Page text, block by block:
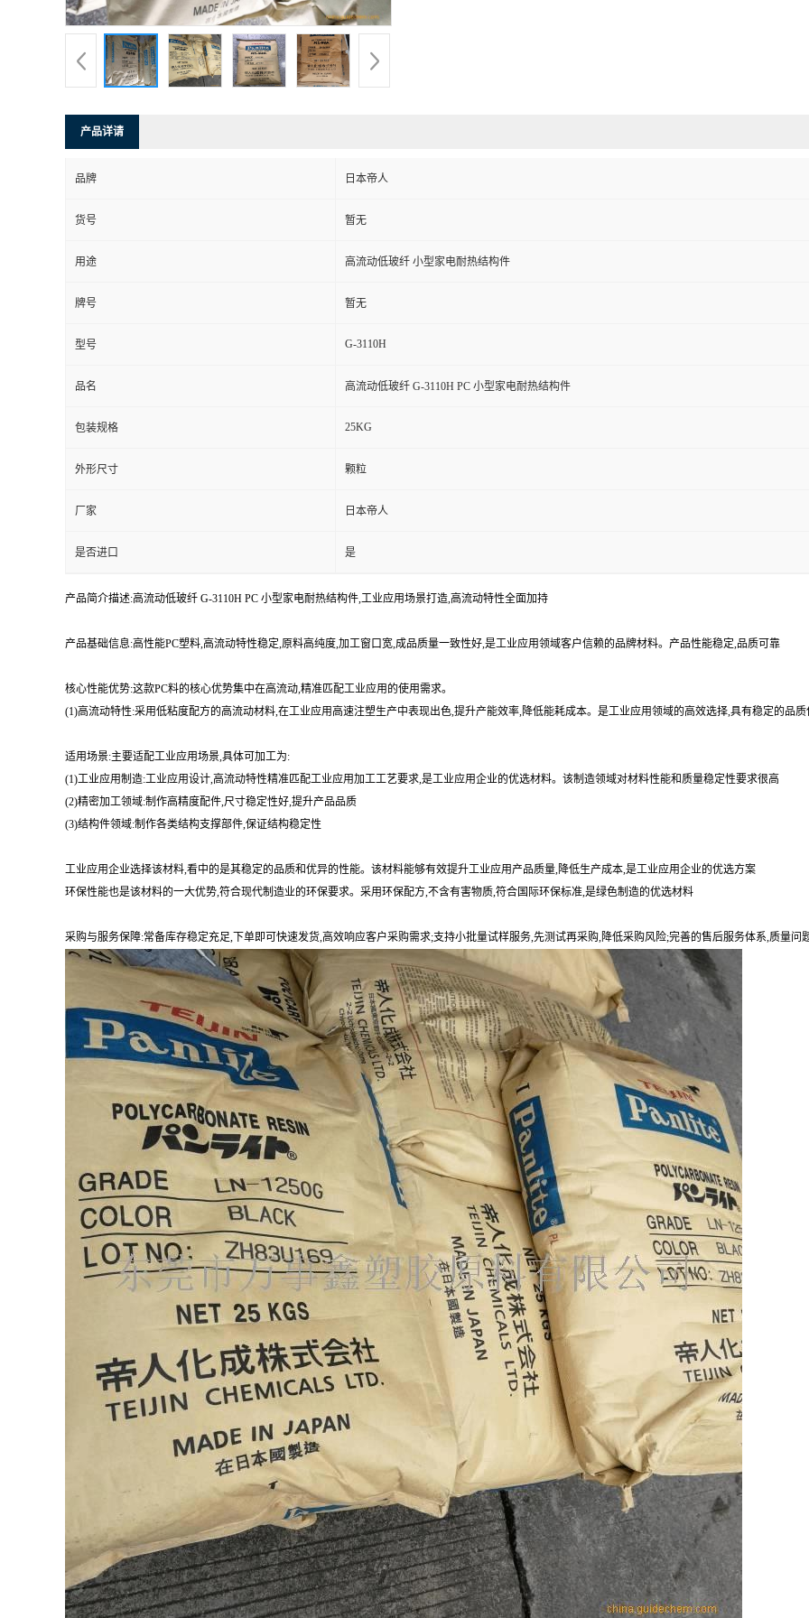
产品详请
品牌 日本帝人
货号 暂无
用途 高流动低玻纤 小型家电耐热结构件
牌号 暂无
型号 G-3110H
品名 高流动低玻纤 G-3110H PC 小型家电耐热结构件
包装规格 25KG
外形尺寸 颗粒
厂家 日本帝人
是否进口 是
产品简介描述:高流动低玻纤 G-3110H PC 小型家电耐热结构件,工业应用场景打造,高流动特性全面加持
产品基础信息:高性能PC塑料,高流动特性稳定,原料高纯度,加工窗口宽,成品质量一致性好,是工业应用领域客户信赖的品牌材料。产品性能稳定,品质可靠
核心性能优势:这款PC料的核心优势集中在高流动,精准匹配工业应用的使用需求。
(1)高流动特性:采用低粘度配方的高流动材料,在工业应用高速注塑生产中表现出色,提升产能效率,降低能耗成本。是工业应用领域的高效选择,具有稳定的品质
适用场景:主要适配工业应用场景,具体可加工为:
(1)工业应用制造:工业应用设计,高流动特性精准匹配工业应用加工工艺要求,是工业应用企业的优选材料。该制造领域对材料性能和质量稳定性要求很高
(2)精密加工领域:制作高精度配件,尺寸稳定性好,提升产品品质
(3)结构件领域:制作各类结构支撑部件,保证结构稳定性
工业应用企业选择该材料,看中的是其稳定的品质和优异的性能。该材料能够有效提升工业应用产品质量,降低生产成本,是工业应用企业的优选方案
环保性能也是该材料的一大优势,符合现代制造业的环保要求。采用环保配方,不含有害物质,符合国际环保标准,是绿色制造的优选材料
采购与服务保障:常备库存稳定充足,下单即可快速发货,高效响应客户采购需求;支持小批量试样服务,先测试再采购,降低采购风险;完善的售后服务体系,质量